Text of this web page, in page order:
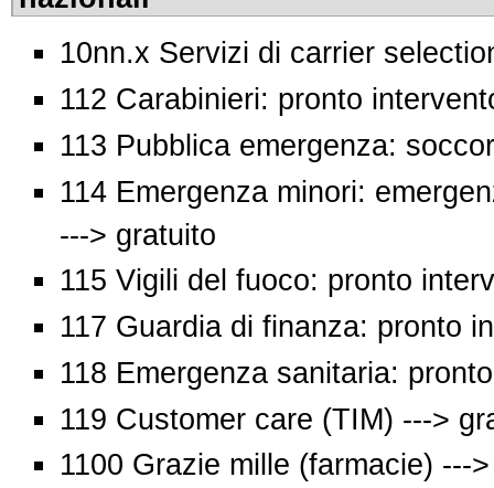
10nn.x Servizi di carrier
112 Carabinieri: pronto
113 Pubblica emergenza:
114 Emergenza minori:
---> gratuito
115 Vigili del fuoco: pronto
117 Guardia di finanza: pronto
118 Emergenza sanitaria:
119 Customer care (TIM) --->
1100 Grazie mille (farmacie) ---